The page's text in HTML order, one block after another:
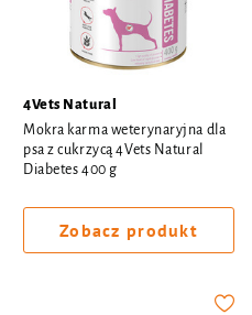
4Vets Natural
Mokra karma weterynaryjna dla
psa z cukrzycą 4Vets Natural
Diabetes 400 g
Zobacz produkt